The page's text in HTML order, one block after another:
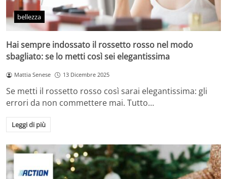
bellezza
Hai sempre indossato il rossetto rosso nel modo
sbagliato: se lo metti così sei elegantissima
Mattia Senese 13 Dicembre 2025
Se metti il rossetto rosso così sarai elegantissima: gli
errori da non commettere mai. Tutto…
Leggi di più